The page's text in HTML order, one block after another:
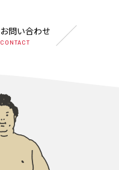
お問い合わせ
CONTACT